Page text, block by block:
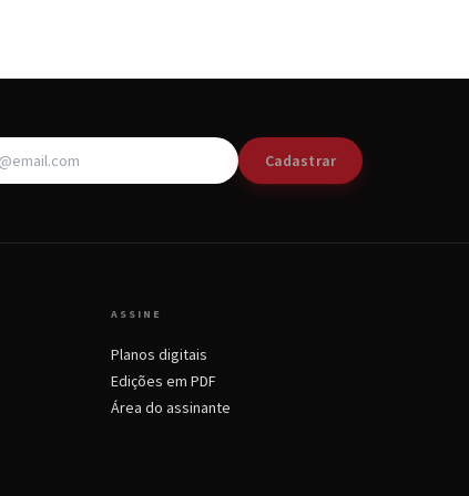
Cadastrar
ASSINE
Planos digitais
Edições em PDF
Área do assinante